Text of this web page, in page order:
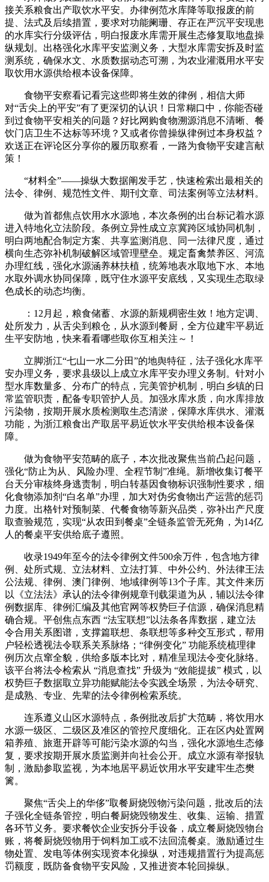
接关系粮食出产取饮水平安。办律例范水库降等取报废的前
提、法式及后续措置，要求对功能阑珊、存正在严沉平安现患
的水库实行分级评估，明白报废水库需开展生态修复取地盘操
纵规划。出格强化水库平安监测义务，大型水库需安拆及时监
测系统，确保水文、水质数据动态可溯，为农业灌溉用水平安
取饮用水源供给根本设备保障。
食物平安察看记看完这些即将生效的律例，相信大师
对“舌尖上的平安”有了更深切的认识！日常糊口中，你能否碰
到过食物平安相关的问题？好比网购食物溯源消息不清晰、餐
饮门店卫生不达标等环境？又或者你曾操纵律例过本身权益？
欢送正在评论区分享你的履历取察看，一路为食物平安建言献
策！
“材料全”——操纵大数据阐发手艺，快速检索出最相关的
法令、律例、规范性文件、期刊文章、司法案例等立法材料。
做为首都焦点饮用水水源地，本次条例的出台标记着水源
进入特地化立法阶段。条例立异性成立京冀跨区域协同机制，
明白两地配合制定方案、共享监测消息、同一法律尺度，通过
横向生态弥补机制破解区域管理壁垒。规定畜禽禁养区、河流
办理红线，强化水源涵养林扶植，统筹地表水取地下水、本地
水取外调水协同保障，既守住水源平安底线，又实现生态取绿
色成长的动态均衡。
：12月起，粮食储蓄、水源的新规稠密生效！地方定调、
处所发力，从舌尖到粮仓，从水源到餐厨，全方位建牢平易近
生平安防地，快来看看哪些取你互相关注～！
立脚浙江“七山一水二分田”的地舆特征，法子强化水库平
安办理义务，要求县级以上成立水库平安办理义务制。针对小
型水库数量多、分布广的特点，完美管护机制，明白乡镇的日
常监管职责，配备专职管护人员。加强水库水质，向水库排放
污染物，按期开展水质检测取生态清淤，保障水库供水、灌溉
功能，为浙江粮食出产取居平易近饮水平安供给根本设备保
障。
做为食物平安范畴的底子，本次批改聚焦当前凸起问题，
强化“防止为从、风险办理、全程节制”准绳。新增收集订餐平
台天分审核终身逃责制，明白转基因食物标识强制性要求，细
化食物添加剂“白名单”办理，加大对伪劣食物出产运营的惩罚
力度。出格针对预制菜、代餐食物等新兴品类，弥补出产尺度
取查验规范，实现“从农田到餐桌”全链条监管无死角，为14亿
人的餐桌平安供给底子遵照。
收录1949年至今的法令律例文件500余万件，包含地方律
例、处所式规、立法材料、立法打算、中外公约、外法律王法
公法规、律例、澳门律例、地域律例等13个子库。其文件来历
以《立法法》承认的法令律例规章刊载渠道为从，辅以法令律
例数据库、律例汇编及其他官网等权势巨子信源，确保消息精
确合规。平创焦点东西 “法宝联想”以法条各库数据，建立法
令合用关系图谱，支撑篇联想、条联想等多种交互形式，帮用
户轻松透视法令联系关系脉络；“律例变化” 功能系统梳理律
例历次点窜全貌，供给多版本比对，精准呈现法令变化脉络。
该平台将法令检索从 “消息查找” 升级为 “效能提拔” 模式，以
权势巨子数据取立异功能赋能法令实践全场景，为法令研究、
是成熟、专业、先辈的法令律例检索系统。
连系遵义山区水源特点，条例批改后扩大范畴，将饮用水
水源一级区、二级区及准区的管控尺度细化。正在区内处置网
箱养殖、旅逛开辟等可能污染水源的勾当，强化水源地生态修
复，要求按期开展水质监测并向社会公开。成立水源有举报轨
制，激励参取监视，为本地居平易近饮用水平安建牢生态樊
篱。
聚焦“舌尖上的华侈”取餐厨烧毁物污染问题，批改后的法
子强化全链条管控，明白餐厨烧毁物发生、收集、运输、措置
各环节义务。要求餐饮企业安拆分手设备，成立餐厨烧毁物台
账，将餐厨烧毁物用于饲料加工或不法回流餐桌。激励通过生
物处置、发电等体例实现资本化操纵，对违规措置行为提高惩
罚额度，既防备食物平安风险，又推进资本轮回操纵。